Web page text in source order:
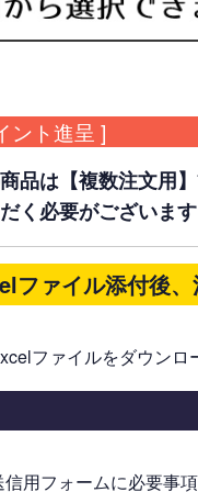
ント進呈 ]
品は【複数注文用
く必要がございま
ファイル添付後
ファイルをダウン
信用フォームに必要事